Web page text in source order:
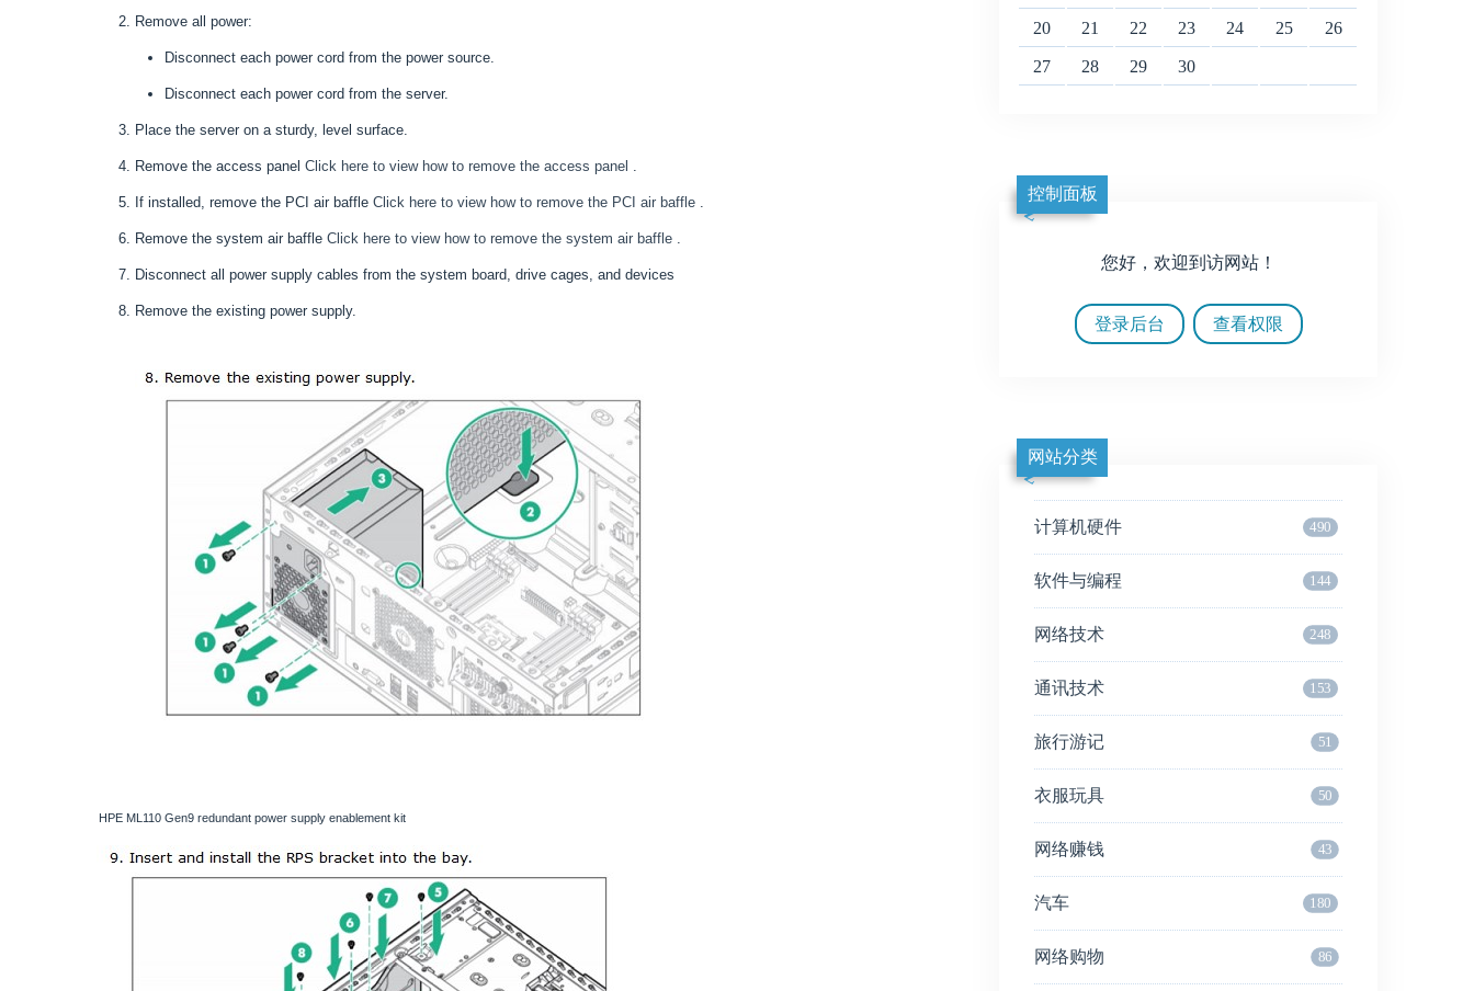
Remove all power:
Disconnect each power cord from the power source.
Disconnect each power cord from the server.
Place the server on a sturdy, level surface.
Remove the access panel Click here to view how to remove the access panel .
If installed, remove the PCI air baffle Click here to view how to remove the PCI air baffle .
Remove the system air baffle Click here to view how to remove the system air baffle .
Disconnect all power supply cables from the system board, drive cages, and devices
Remove the existing power supply.
HPE ML110 Gen9 redundant power supply enablement kit
20 21 22 23 24 25 26
27 28 29 30
控制面板
您好，欢迎到访网站！
登录后台 查看权限
网站分类
计算机硬件 490
软件与编程 144
网络技术 248
通讯技术 153
旅行游记 51
衣服玩具 50
网络赚钱 43
汽车 180
网络购物 86